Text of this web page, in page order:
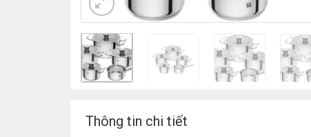
Thông tin chi tiết